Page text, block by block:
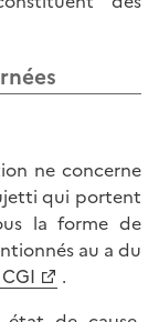
ne concerne
qui portent
la forme de
au a du
.